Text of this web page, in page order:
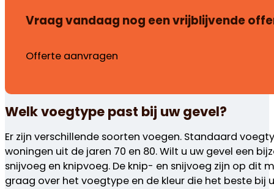
Vraag vandaag nog een vrijblijvende
Offerte aanvragen
Welk voegtype past bij uw gevel?
Er zijn verschillende soorten voegen. Standaard
woningen uit de jaren 70 en 80. Wilt u uw gevel een
snijvoeg en knipvoeg. De knip- en snijvoeg zijn op
graag over het voegtype en de kleur die het beste bij